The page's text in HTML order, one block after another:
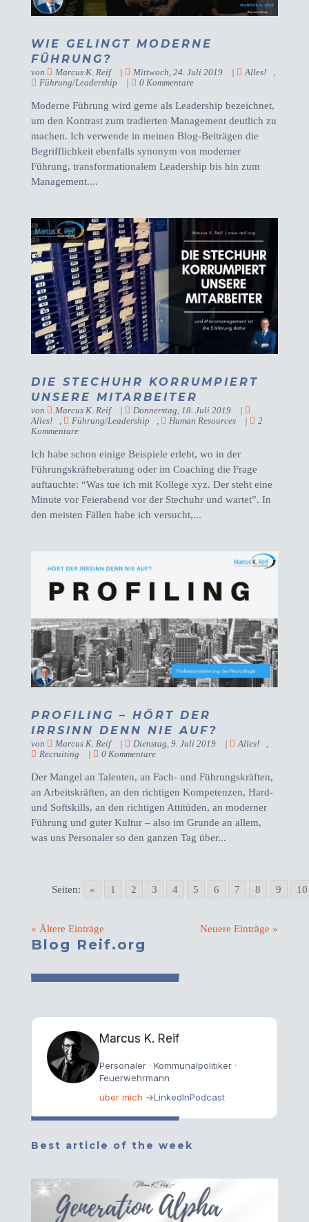
WIE GELINGT MODERNE
FÜHRUNG?
von Marcus K. Reif | Mittwoch, 24. Juli 2019 | Alles!
Führung/Leadership
| 0 Kommentare
Moderne Führung wird gerne als Leadership bezeichnet,
um den Kontrast zum tradierten Management deutlich zu
machen. Ich verwende in meinen Blog-Beiträgen die
Begrifflichkeit ebenfalls synonym von moderner
Führung, transformationalem Leadership bis hin zum
Management....
DIE STECHUHR KORRUMPIERT
UNSERE MITARBEITER
von Marcus K. Reif | Donnerstag, 18. Juli 2019
|
Alles!
Führung/Leadership Human Resources |
2
Kommentare
Ich habe schon einige Beispiele erlebt, wo in der
Führungskräfteberatung oder im Coaching die Frage
auftauchte: “Was tue ich mit Kollege xyz. Der steht eine
Minute vor Feierabend vor der Stechuhr und wartet”. In
den meisten Fällen habe ich versucht,...
PROFILING – HÖRT DER
IRRSINN DENN NIE AUF?
von Marcus K. Reif | Dienstag, 9. Juli 2019 | Alles!
,
Recruiting
| 0 Kommentare
Der Mangel an Talenten, an Fach- und Führungskräften,
an Arbeitskräften, an den richtigen Kompetenzen, Hard-
und Softskills, an den richtigen Attitüden, an moderner
Führung und guter Kultur – also im Grunde an allem,
was uns Personaler so den ganzen Tag über...
Seiten: « 1 2 3 4 5 6 7 8 9 10
« Ältere Einträge Neuere Einträge »
Blog Reif.org
Marcus K. Reif
Personaler · Kommunalpolitiker ·
Feuerwehrmann
über mich →LinkedInPodcast
Best article of the week